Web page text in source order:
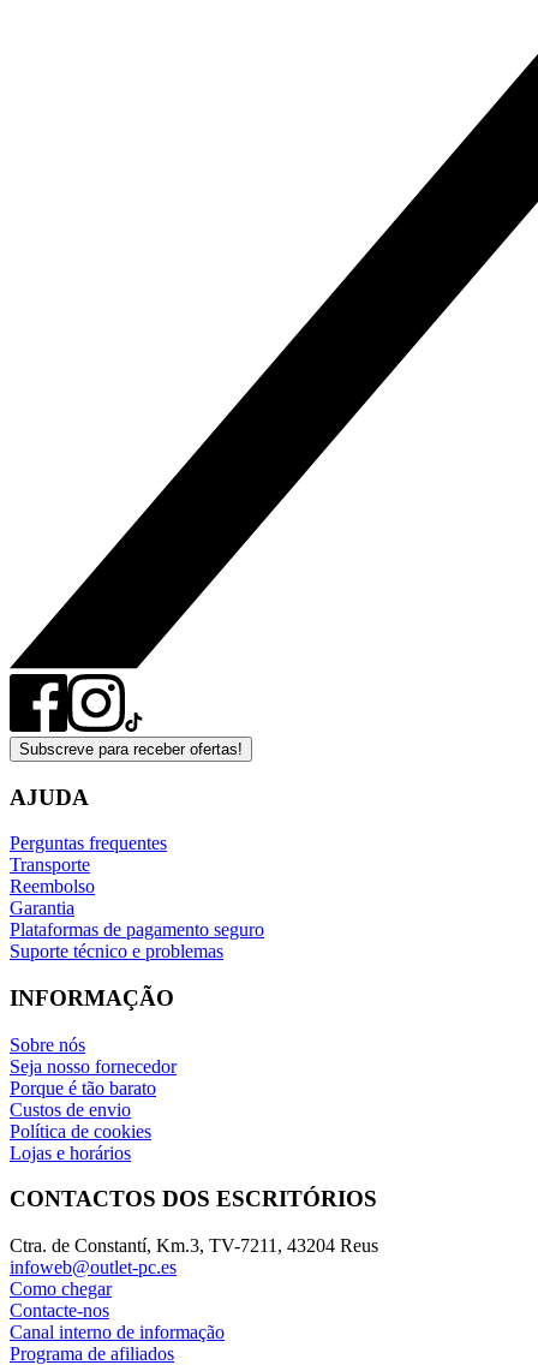
Subscreve para receber ofertas!
AJUDA
Perguntas frequentes
Transporte
Reembolso
Garantia
Plataformas de pagamento seguro
Suporte técnico e problemas
INFORMAÇÃO
Sobre nós
Seja nosso fornecedor
Porque é tão barato
Custos de envio
Política de cookies
Lojas e horários
CONTACTOS DOS ESCRITÓRIOS
Ctra. de Constantí, Km.3, TV-7211, 43204 Reus
infoweb@outlet-pc.es
Como chegar
Contacte-nos
Canal interno de informação
Programa de afiliados